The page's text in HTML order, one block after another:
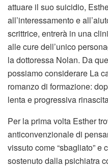
attuare il suo suicidio,
all’interessamento e
scrittrice, entrerà in una
alle cure dell’unico
la dottoressa Nolan. Da
possiamo considerare La
romanzo di formazione:
lenta e progressiva
Per la prima volta Esther
anticonvenzionale di
vissuto come “sbagliato” e
sostenuto dalla psichiatra